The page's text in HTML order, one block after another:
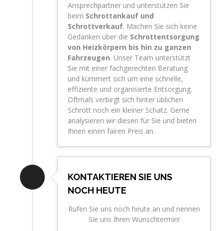
Ansprechpartner und unterstützen Sie
beim Schrottankauf und
Schrottverkauf. Machen Sie sich keine
Gedanken über die Schrottentsorgung
von Heizkörpern bis hin zu ganzen
Fahrzeugen. Unser Team unterstützt
Sie mit einer fachgerechten Beratung
und kümmert sich um eine schnelle,
effiziente und organisierte Entsorgung.
Oftmals verbirgt sich hinter üblichen
Schrott noch ein kleiner Schatz. Gerne
analysieren wir diesen für Sie und bieten
Ihnen einen fairen Preis an.
KONTAKTIEREN SIE UNS
NOCH HEUTE
Rufen Sie uns noch heute an und nennen
Sie uns Ihren Wunschtermin!